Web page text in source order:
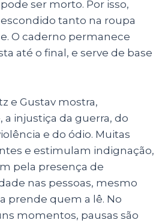
ser morto. Por isso,
tanto na roupa
O caderno permanece
até o final, e serve de base
e Gustav mostra,
injustiça da guerra, do
e do ódio. Muitas
e estimulam indignação,
pela presença de
nas pessoas, mesmo
prende quem a lê. No
momentos, pausas são